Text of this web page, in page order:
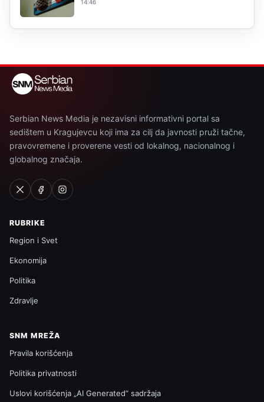
14:46
Serbian News Media je nezavisni informativni portal sa
sedištem u Kragujevcu koji ima za cilj da javnosti pruži tačne,
pravovremene i proverene vesti od lokalnog, nacionalnog i
globalnog značaja.
RUBRIKE
Region i Svet
Ekonomija
Politika
Zdravlje
SNM MREŽA
Pravila korišćenja
Politika privatnosti
Uslovi korišćenja „AI Generated“ sadržaja